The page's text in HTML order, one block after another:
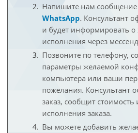
Напишите нам сообщение
WhatsApp. Консультант
и будет информировать о
исполнения через
Позвоните по телефону,
параметры желаемой
компьютера или ваши
пожелания. Консультант
заказ, сообщит стоимость
исполнения заказа.
Вы можете добавить